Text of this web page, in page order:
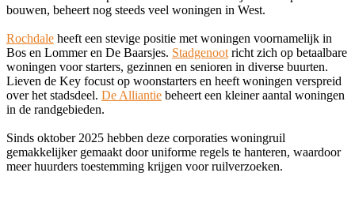
bouwen, beheert nog steeds veel woningen in West.
Rochdale heeft een stevige positie met woningen voornamelijk in
Bos en Lommer en De Baarsjes. Stadgenoot richt zich op betaalbare
woningen voor starters, gezinnen en senioren in diverse buurten.
Lieven de Key focust op woonstarters en heeft woningen verspreid
over het stadsdeel. De Alliantie beheert een kleiner aantal woningen
in de randgebieden.
Sinds oktober 2025 hebben deze corporaties woningruil
gemakkelijker gemaakt door uniforme regels te hanteren, waardoor
meer huurders toestemming krijgen voor ruilverzoeken.